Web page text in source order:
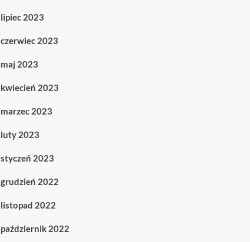
lipiec 2023
czerwiec 2023
maj 2023
kwiecień 2023
marzec 2023
luty 2023
styczeń 2023
grudzień 2022
listopad 2022
październik 2022